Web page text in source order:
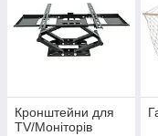
Кронштейни для
TV/Моніторів